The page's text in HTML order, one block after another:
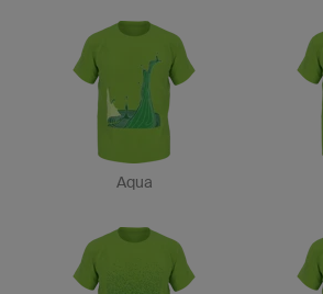
Aqua